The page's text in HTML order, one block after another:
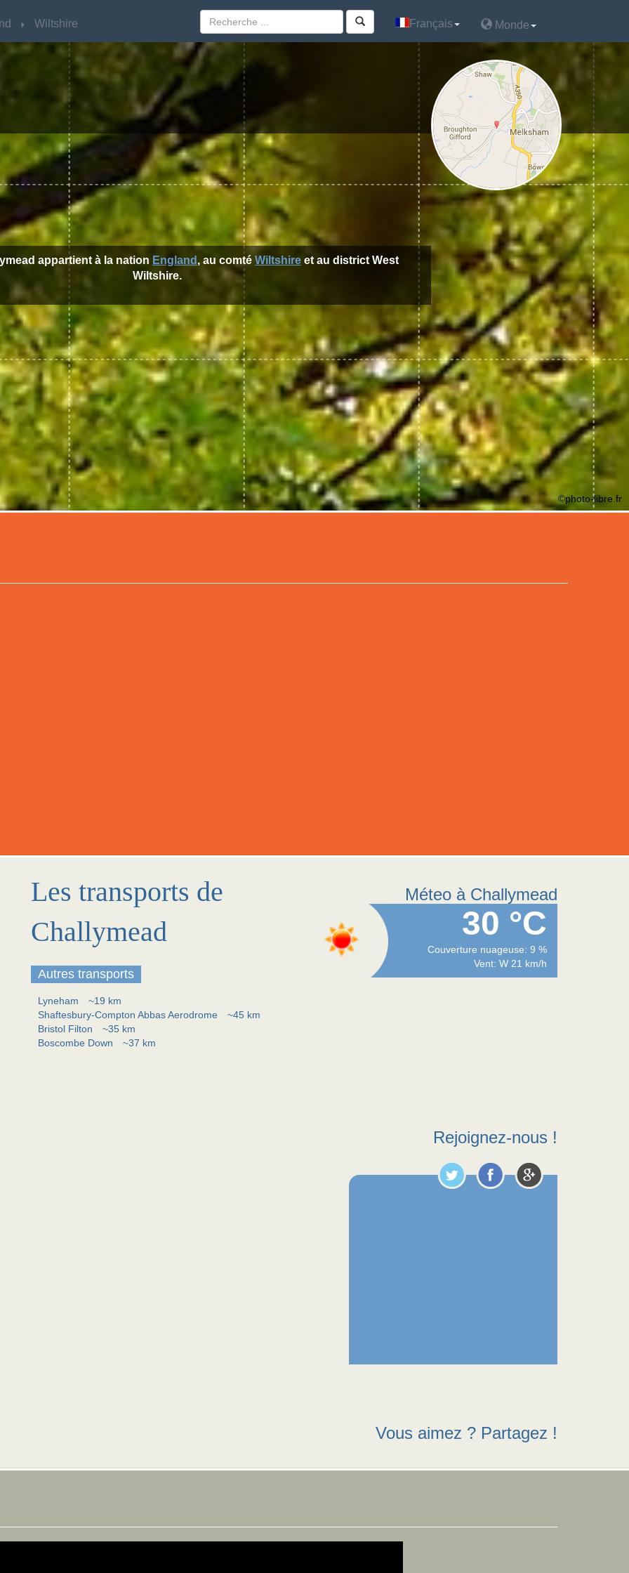
Wiltshire Français Monde
appartient à la nation England , au comté Wiltshire et au district West
Wiltshire.
©photo-libre.fr
Les transports de
Challymead
Autres transports
Lyneham
~19 km
Shaftesbury-Compton Abbas Aerodrome
~45 km
Bristol Filton
~35 km
Boscombe Down
~37 km
Méteo à Challymead
30 °C
Couverture nuageuse: 9 %
Vent: W 21 km/h
Rejoignez-nous !
Vous aimez ? Partagez !
Wiltshire Français Monde